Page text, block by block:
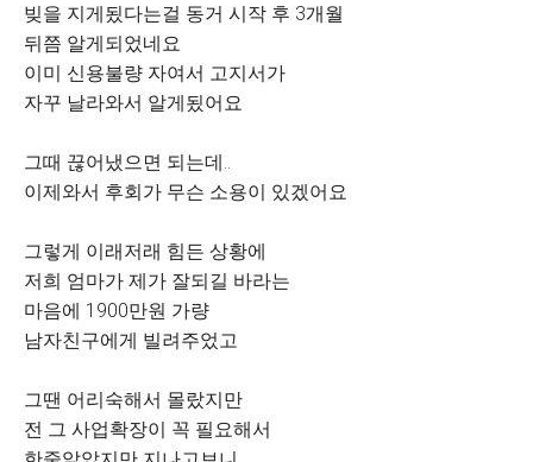
빚을 지게됬다는걸 동거 시작 후 3개월
뒤쯤 알게되었네요
이미 신용불량 자여서 고지서가
자꾸 날라와서 알게됬어요
그때 끊어냈으면 되는데..
이제와서 후회가 무슨 소용이 있겠어요
그렇게 이래저래 힘든 상황에
저희 엄마가 제가 잘되길 바라는
마음에 1900만원 가량
남자친구에게 빌려주었고
그땐 어리숙해서 몰랐지만
전 그 사업확장이 꼭 필요해서